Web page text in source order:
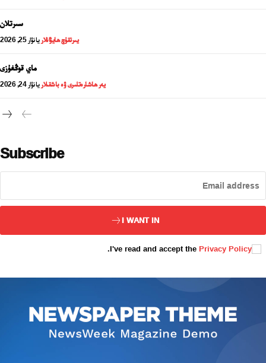
ئەزا بولاي
تور بېكىتىمىز
ئاناسەھىپە
بىز كىم؟
سىرتلان
يىرتقۇچ ھايۋانلار يانۋار 25, 2026
ماي قوڭغۇزى
يەر ھاشارەتلىرى ۋە باشقىلار يانۋار 24, 2026
Subscribe
I WANT IN
I've read and accept the Privacy Policy
.